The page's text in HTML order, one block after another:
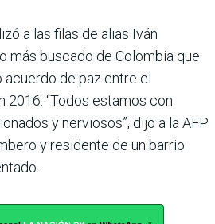
a las filas de alias Iván
más buscado de Colombia que
de paz entre el
2016. “Todos estamos con
y nerviosos”, dijo a la AFP
y residente de un barrio